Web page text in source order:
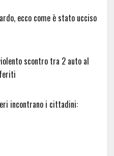
ecco come è stato ucciso
scontro tra 2 auto al
incontrano i cittadini: